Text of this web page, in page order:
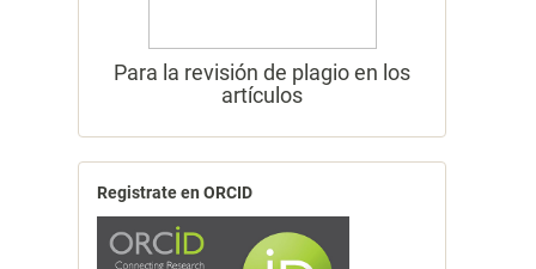
Para la revisión de plagio en los
artículos
Registrate en ORCID